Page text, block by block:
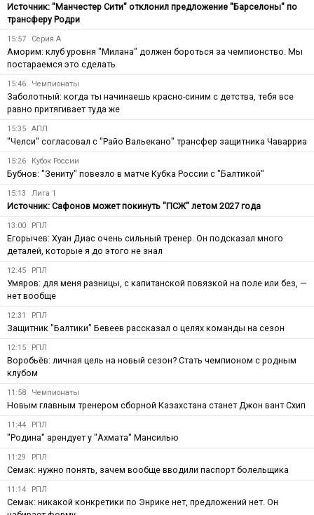
Источник: "Манчестер Сити" отклонил предложение "Барселоны" по
трансферу Родри
15:57 Серия А
Аморим: клуб уровня "Милана" должен бороться за чемпионство. Мы
постараемся это сделать
15:46 Чемпионаты
Заболотный: когда ты начинаешь красно-синим с детства, тебя все
равно притягивает туда же
15:35 АПЛ
"Челси" согласовал с "Райо Вальекано" трансфер защитника Чаварриа
15:26 Кубок России
Бубнов: "Зениту" повезло в матче Кубка России с "Балтикой"
15:13 Лига 1
Источник: Сафонов может покинуть "ПСЖ" летом 2027 года
13:00 РПЛ
Егорычев: Хуан Диас очень сильный тренер. Он подсказал много
деталей, которые я до этого не знал
12:45 РПЛ
Умяров: для меня разницы, с капитанской повязкой на поле или без, —
нет вообще
12:31 РПЛ
Защитник "Балтики" Бевеев рассказал о целях команды на сезон
12:15 РПЛ
Воробьёв: личная цель на новый сезон? Стать чемпионом с родным
клубом
11:58 Чемпионаты
Новым главным тренером сборной Казахстана станет Джон вант Схип
11:44 РПЛ
"Родина" арендует у "Ахмата" Мансилью
11:29 РПЛ
Семак: нужно понять, зачем вообще вводили паспорт болельщика
11:14 РПЛ
Семак: никакой конкретики по Энрике нет, предложений нет. Он